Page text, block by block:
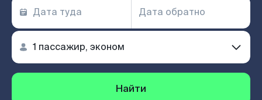
Найти